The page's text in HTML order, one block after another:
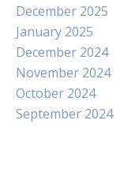
December 2025
January 2025
December 2024
November 2024
October 2024
September 2024